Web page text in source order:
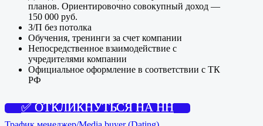
планов. Ориентировочно совокупный доход —
150 000 руб.
З/П без потолка
Обучения, тренинги за счет компании
Непосредственное взаимодействие с
учредителями компании
Официальное оформление в соответствии с ТК
РФ
✅ ОТКЛИКНУТЬСЯ НА HH